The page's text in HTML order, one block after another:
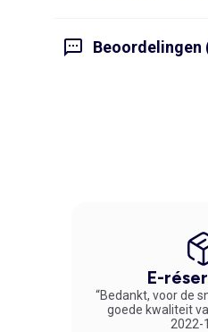
Beoordelingen
E-
“Bedankt, voor de
goede kwaliteit
2022-